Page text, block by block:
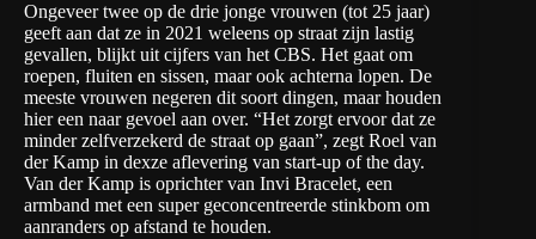
Ongeveer twee op de drie jonge vrouwen (tot 25 jaar)
geeft aan dat ze in 2021 weleens op straat zijn lastig
gevallen, blijkt uit cijfers van het CBS. Het gaat om
roepen, fluiten en sissen, maar ook achterna lopen. De
meeste vrouwen negeren dit soort dingen, maar houden
hier een naar gevoel aan over. “Het zorgt ervoor dat ze
minder zelfverzekerd de straat op gaan”, zegt Roel van
der Kamp in dexze aflevering van start-up of the day.
Van der Kamp is oprichter van Invi Bracelet, een
armband met een super geconcentreerde stinkbom om
aanranders op afstand te houden.